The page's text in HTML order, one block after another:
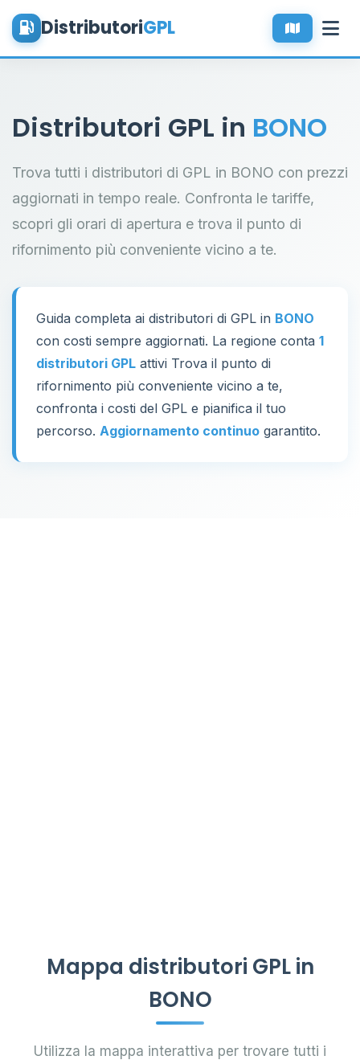
DistributoriGPL
Distributori GPL in BONO
Trova tutti i distributori di GPL in BONO con prezzi
aggiornati in tempo reale. Confronta le tariffe,
scopri gli orari di apertura e trova il punto di
rifornimento più conveniente vicino a te.
Guida completa ai distributori di GPL in BONO
con costi sempre aggiornati. La regione conta 1
distributori GPL attivi Trova il punto di
rifornimento più conveniente vicino a te,
confronta i costi del GPL e pianifica il tuo
percorso. Aggiornamento continuo garantito.
Mappa distributori GPL in
BONO
Utilizza la mappa interattiva per trovare tutti i